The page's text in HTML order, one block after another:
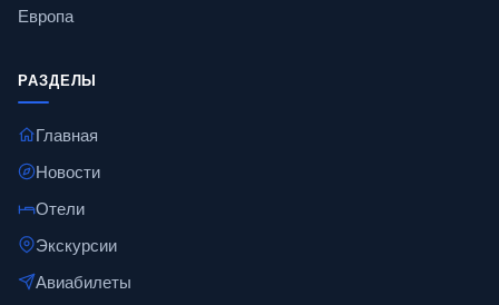
Европа
РАЗДЕЛЫ
Главная
Новости
Отели
Экскурсии
Авиабилеты